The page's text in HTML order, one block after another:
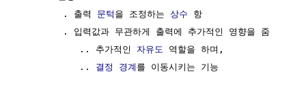
        . 출력
문턱 을 조정하는 상수 항
        . 입력값과 무관하게 출력에 추가적인 영향을 줌
           .. 추가적인
자유도
역할을 하며,
           ..
결정 경계 를 이동시키는 기능